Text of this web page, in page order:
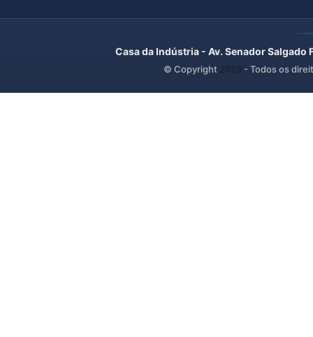
Casa da Indústria - Av. Senador
© Copyright 2026 - Todos os